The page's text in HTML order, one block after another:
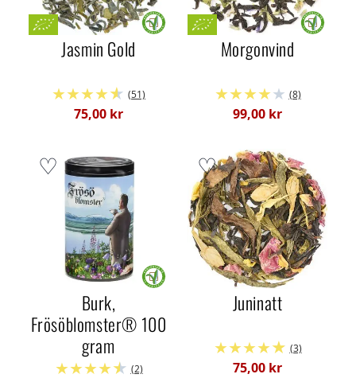
Jasmin Gold
(51)
75,00 kr
Morgonvind
(8)
99,00 kr
Burk,
Frösöblomster® 100
gram
(2)
Juninatt
(3)
75,00 kr